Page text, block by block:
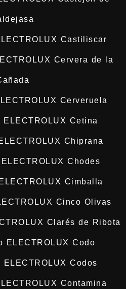
Castiliscar
Cervera de la
Cerveruela
Cetina
Chiprana
Chodes
Cimballa
Cinco Olivas
Clarés de Ribota
ELECTROLUX Codo
Codos
Contamina